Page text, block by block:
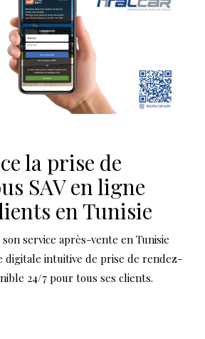
la prise de
SAV en ligne
en Tunisie
service après-vente en Tunisie
digitale intuitive de prise de rendez-
24/7 pour tous ses clients.